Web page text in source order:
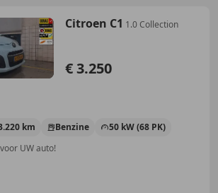
Citroen C1 1.0 Collection
€ 3.250
km Benzine
50 kW (68 PK)
UW auto!